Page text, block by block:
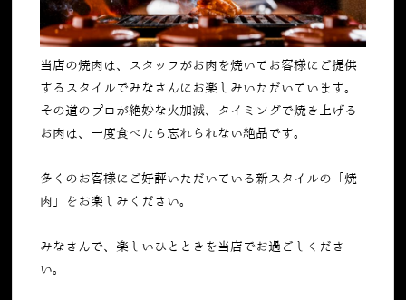
当店の焼肉は、スタッフがお肉を焼いてお客様にご提供
するスタイルでみなさんにお楽しみいただいています。
その道のプロが絶妙な火加減、タイミングで焼き上げる
お肉は、一度食べたら忘れられない絶品です。
多くのお客様にご好評いただいている新スタイルの「焼
肉」をお楽しみください。
みなさんで、楽しいひとときを当店でお過ごしくださ
い。